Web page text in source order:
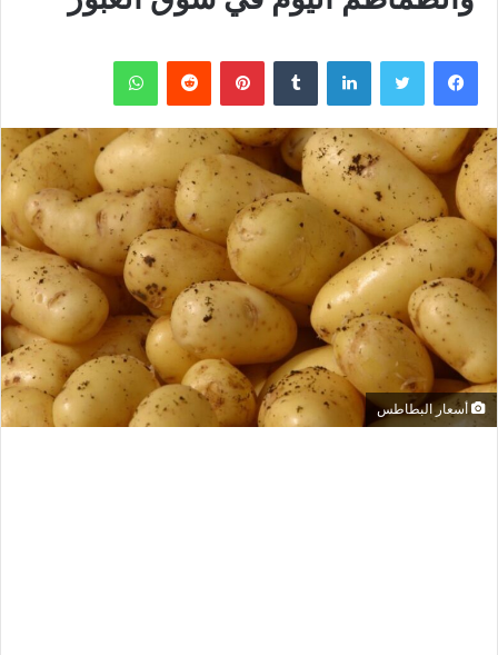
فيسبوك تويتر لينكدإن بينتيريست واتساب
أسعار البطاطس